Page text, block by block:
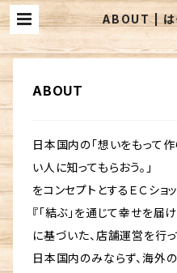
ABOUT | は
ABOUT
日本国内の「想いをもって
い人に知ってもらおう。」
をコンセプトとするＥＣショ
『「結ぶ」を通じて幸せを届
に基づいた、店舗運営を行っ
日本国内のみならず、海外